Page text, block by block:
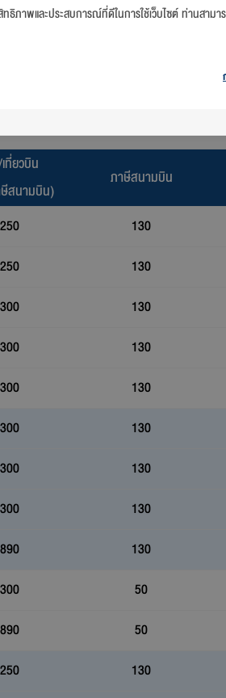
ดและเงื่อนไขด้านล่าง ก่อนทำการสำรองที่นั่ง)
(สำหรับสมาชิก ฟลายเออร์โบนัส)
ง
ที่ยวบิน
สนามบิน)
ภาษีสนามบิน
130
130
130
130
130
130
130
130
130
50
50
130
ธิภาพและประสบการณ์ที่ดีในการใช้เว็บไซต์ ท่านสามา